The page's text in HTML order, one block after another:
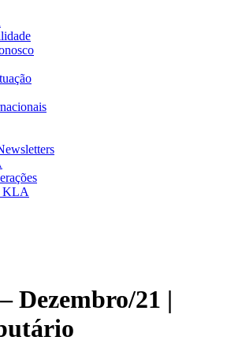
KLA
Dezembro/21 |